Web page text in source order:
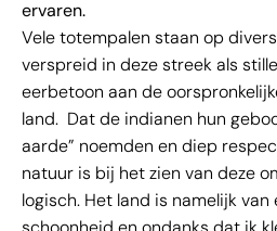
ervaren.
Vele totempalen staan op
verspreid in deze streek als
eerbetoon aan de
land. Dat de indianen hun
aarde” noemden en diep
natuur is bij het zien van deze
logisch. Het land is namelijk van